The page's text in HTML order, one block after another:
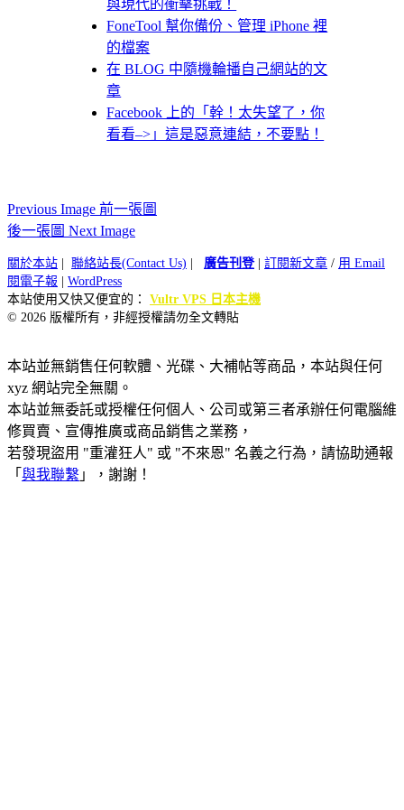
與現代的衝擊挑戰！
FoneTool 幫你備份、管理 iPhone 裡
的檔案
在 BLOG 中隨機輪播自己網站的文
章
Facebook 上的「幹！太失望了，你
看看–>」這是惡意連結，不要點！
Previous Image 前一張圖
後一張圖 Next Image
關於本站 聯絡站長(Contact Us) 廣告刊登| 訂閱新文章 / 用 Email
閱電子報
WordPress
本站使用又快又便宜的： Vultr VPS 日本主機
© 2026 版權所有，非經授權請勿全文轉貼
本站並無銷售任何軟體、光碟、大補帖等商品，本站與任何
xyz 網站完全無關。
本站並無委託或授權任何個人、公司或第三者承辦任何電腦維
修買賣、宣傳推廣或商品銷售之業務，
若發現盜用 "重灌狂人" 或 "不來恩" 名義之行為，請協助通報
「 與我聯繫 」，謝謝！